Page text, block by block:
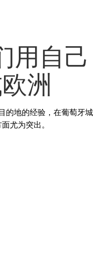
用自己
洲
的地的经验，在葡萄牙城
尤为突出。